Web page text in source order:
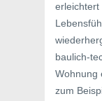
erleichtert
baulich-
Wohnung
zum